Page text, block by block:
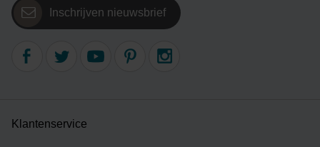
Inschrijven nieuwsbrief
Klantenservice